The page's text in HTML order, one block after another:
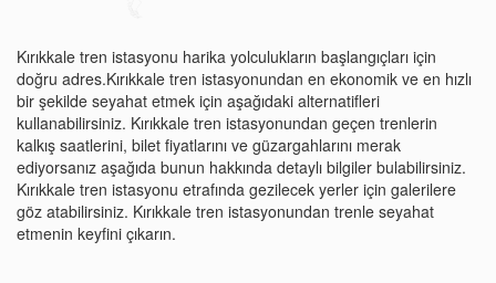
Kırıkkale tren istasyonu harika yolculukların başlangıçları için
doğru adres.Kırıkkale tren istasyonundan en ekonomik ve en hızlı
bir şekilde seyahat etmek için aşağıdaki alternatifleri
kullanabilirsiniz. Kırıkkale tren istasyonundan geçen trenlerin
kalkış saatlerini, bilet fiyatlarını ve güzargahlarını merak
ediyorsanız aşağıda bunun hakkında detaylı bilgiler bulabilirsiniz.
Kırıkkale tren istasyonu etrafında gezilecek yerler için galerilere
göz atabilirsiniz. Kırıkkale tren istasyonundan trenle seyahat
etmenin keyfini çıkarın.